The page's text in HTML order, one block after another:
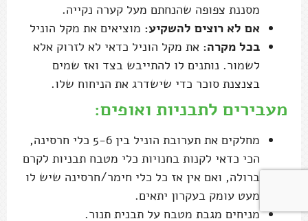
מסננת צפופה שהנחתם מעל קערה נקייה.
אם לא רוצים להשקיע: מוציאים את מקל הוניל
בכל מקרה: את מקל הוניל כדאי לא לזרוק אלא
לשמור. נותנים לו להתייבש בצד ואז שמים
בצנצנת סוכר כדי שישדרג את הניחוח שלו.
מעבירים לתבניות ואופים:
מחלקים את תערובת הוניל בין 5-6 כלי חרסינה,
הכי כדאי לקנות בחנויות כלי מטבח תבניות לקרם
ברולה, ואם אין אז כל כלי חימר/חרסינה שיש לו
מעט עומק בעקרון יתאים.
מניחים מגבת מטבח על תבנית תנור.